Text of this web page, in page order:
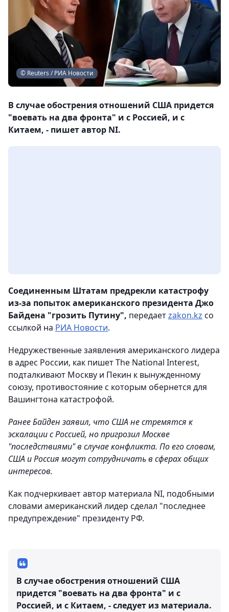
© Reuters / РИА Новости
В случае обострения отношений США придется
"воевать на два фронта" и с Россией, и с
Китаем, - пишет автор NI.
Соединенным Штатам предрекли катастрофу
из-за попыток американского президента Джо
Байдена "грозить Путину", передаетzakon.kz со
ссылкой на РИА Новости.
Недружественные заявления американского лидера
в адрес России, как пишет The National Interest,
подталкивают Москву и Пекин к вынужденному
союзу, противостояние с которым обернется для
Вашингтона катастрофой.
Ранее Байден заявил, что США не стремятся к
эскалации с Россией, но пригрозил Москве
"последствиями" в случае конфликта. По его словам,
США и Россия могут сотрудничать в сферах общих
интересов.
Как подчеркивает автор материала NI, подобными
словами американский лидер сделал "последнее
предупреждение" президенту РФ.
В случае обострения отношений США
придется "воевать на два фронта" и с
Россией, и с Китаем, - следует из материала.